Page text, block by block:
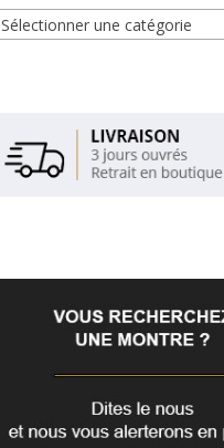
Sélectionner une catégorie